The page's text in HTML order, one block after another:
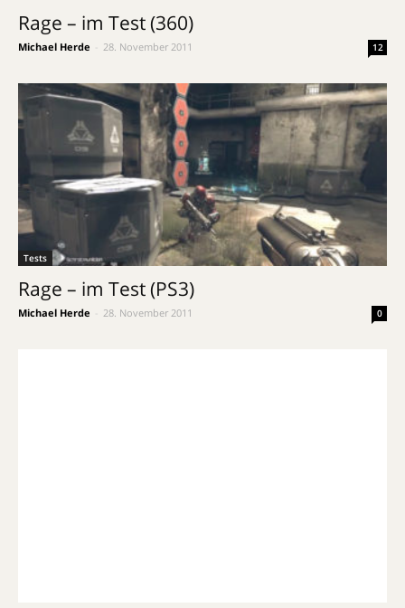
Rage – im Test (360)
Michael Herde 28. November 2011 12
Tests
Rage – im Test (PS3)
Michael Herde 28. November 2011 0